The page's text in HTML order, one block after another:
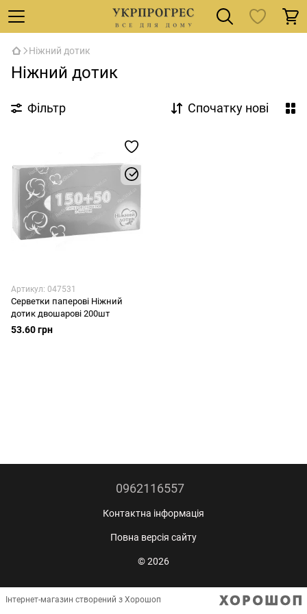
Ніжний дотик
Ніжний дотик
Фільтр Спочатку нові
Артикул: 047531
Серветки паперові Ніжний
дотик двошарові 200шт
53.60 грн
0962116557
Контактна інформація
Повна версія сайту
© 2026
Інтернет-магазин створений з Хорошоп